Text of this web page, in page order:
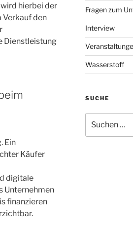
hierbei der
Verkauf den
Dienstleistung
Ein
Käufer
digitale
Unternehmen
finanzieren
Fragen zum
Interview
Wasserstoff
SUCHE
nach: